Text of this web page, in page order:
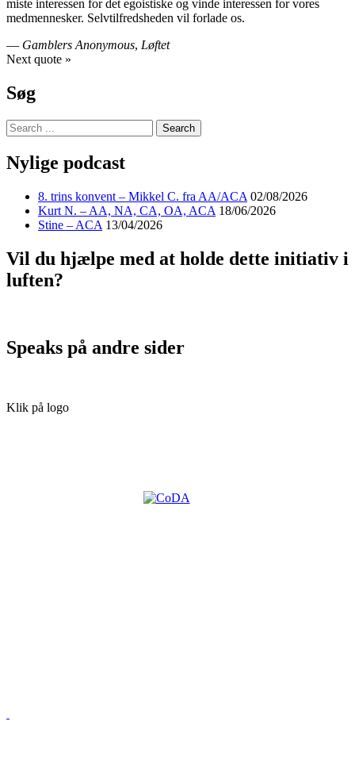
miste interessen for det egoistiske og vinde interessen for vores
medmennesker. Selvtilfredsheden vil forlade os.
— Gamblers Anonymous, Løftet
Next quote »
Søg
Nylige podcast
8. trins konvent – Mikkel C. fra AA/ACA 02/08/2026
Kurt N. – AA, NA, CA, OA, ACA 18/06/2026
Stine – ACA 13/04/2026
Vil du hjælpe med at holde dette initiativ i
luften?
Speaks på andre sider
Klik på logo